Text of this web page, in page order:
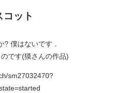
ット
? 僕はないです．
です(獏さんの作品)
sm27032470?